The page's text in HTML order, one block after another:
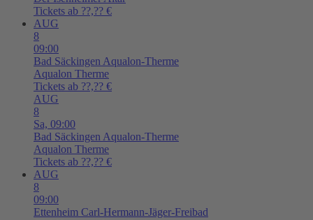
Tickets ab ??,?? €
AUG
8
09:00
Bad Säckingen Aqualon-Therme
Aqualon Therme
Tickets ab ??,?? €
AUG
8
Sa, 09:00
Bad Säckingen Aqualon-Therme
Aqualon Therme
Tickets ab ??,?? €
AUG
8
09:00
Ettenheim Carl-Hermann-Jäger-Freibad